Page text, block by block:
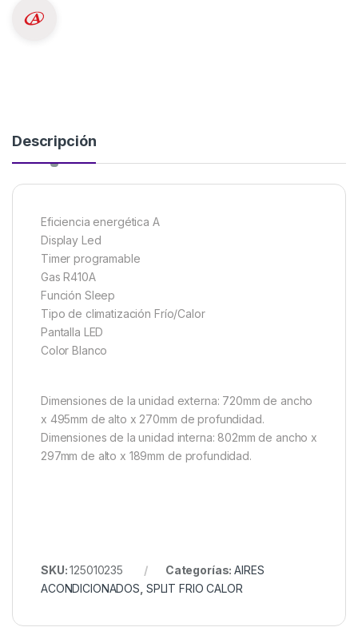
Descripción
Eficiencia energética A
Display Led
Timer programable
Gas R410A
Función Sleep
Tipo de climatización Frío/Calor
Pantalla LED
Color Blanco
Dimensiones de la unidad externa: 720mm de ancho
x 495mm de alto x 270mm de profundidad.
Dimensiones de la unidad interna: 802mm de ancho x
297mm de alto x 189mm de profundidad.
SKU:125010235 Categorías:AIRES
ACONDICIONADOS SPLIT FRIO CALOR